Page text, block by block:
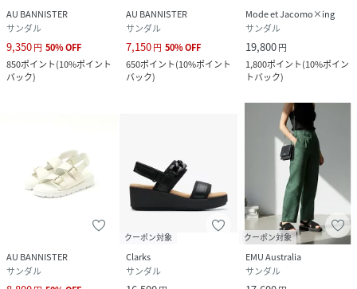
AU BANNISTER
サンダル
9,350円 50%OFF
850ポイント(10%ポイント
バック)
AU BANNISTER
サンダル
7,150円 50%OFF
650ポイント(10%ポイント
バック)
Mode et Jacomo×ing
サンダル
19,800円
1,800ポイント(10%ポイン
トバック)
AU BANNISTER
サンダル
クーポン対象
Clarks
サンダル
クーポン対象
EMU Australia
サンダル